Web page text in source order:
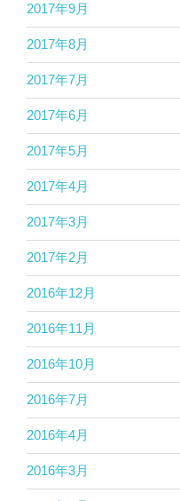
2017年9月
2017年8月
2017年7月
2017年6月
2017年5月
2017年4月
2017年3月
2017年2月
2016年12月
2016年11月
2016年10月
2016年7月
2016年4月
2016年3月